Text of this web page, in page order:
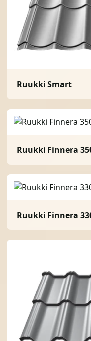
Ruukki Smart
Ruukki Finnera
Ruukki Finnera